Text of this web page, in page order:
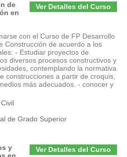
Ver Detalles del Curso
de
en
con el Curso de FP Desarrollo
Construcción de acuerdo a los
- Estudiar proyectos de
diversos procesos constructivos y
contemplando la normativa
construcciones a partir de croquis,
más adecuados. - conocer y
de Grado Superior
Ver Detalles del Curso
y